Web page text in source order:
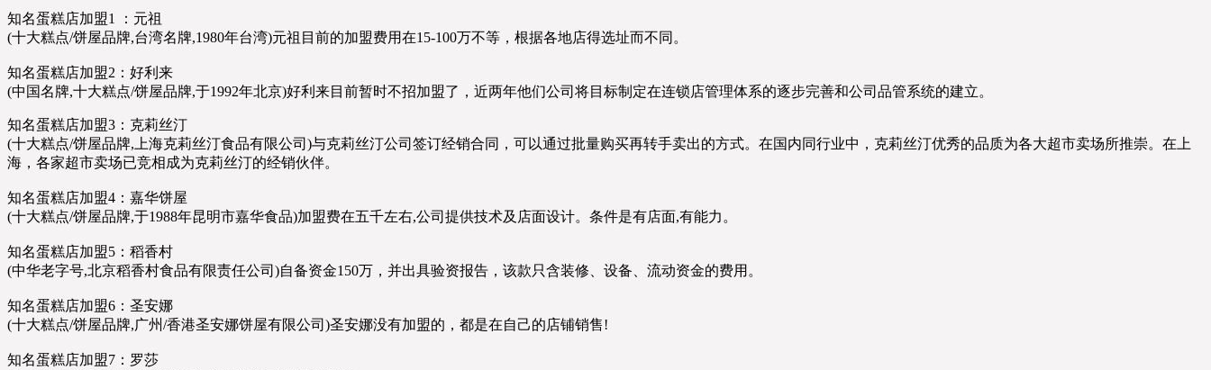
知名蛋糕店加盟1 ：元祖
(十大糕点/饼屋品牌,台湾名牌,1980年台湾)元祖目前的加盟费用在15-100万不等，根据各地店得选址而不同。
知名蛋糕店加盟2：好利来
(中国名牌,十大糕点/饼屋品牌,于1992年北京)好利来目前暂时不招加盟了，近两年他们公司将目标制定在连锁店管理体系的逐步完善和公司品管系统的建立。
知名蛋糕店加盟3：克莉丝汀
(十大糕点/饼屋品牌,上海克莉丝汀食品有限公司)与克莉丝汀公司签订经销合同，可以通过批量购买再转手卖出的方式。在国内同行业中，克莉丝汀优秀的品质为各大超市卖场所推崇。在上
海，各家超市卖场已竞相成为克莉丝汀的经销伙伴。
知名蛋糕店加盟4：嘉华饼屋
(十大糕点/饼屋品牌,于1988年昆明市嘉华食品)加盟费在五千左右,公司提供技术及店面设计。条件是有店面,有能力。
知名蛋糕店加盟5：稻香村
(中华老字号,北京稻香村食品有限责任公司)自备资金150万，并出具验资报告，该款只含装修、设备、流动资金的费用。
知名蛋糕店加盟6：圣安娜
(十大糕点/饼屋品牌,广州/香港圣安娜饼屋有限公司)圣安娜没有加盟的，都是在自己的店铺销售!
知名蛋糕店加盟7：罗莎